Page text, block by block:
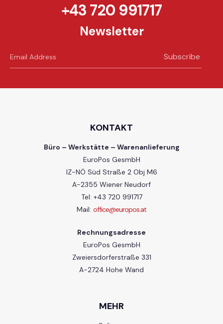
+43 720 991717
Newsletter
Subscribe
KONTAKT
Büro – Werkstätte – Warenanlieferung
EuroPos GesmbH
IZ-NÖ Süd Straße 2 Obj M6
A-2355 Wiener Neudorf
Tel: +43 720 991717
Mail: office@europos.at
Rechnungsadresse
EuroPos GesmbH
Zweiersdorferstraße 331
A-2724 Hohe Wand
MEHR